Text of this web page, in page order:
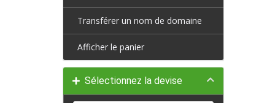
Transférer un nom de domaine
Afficher le panier
Sélectionnez la devise